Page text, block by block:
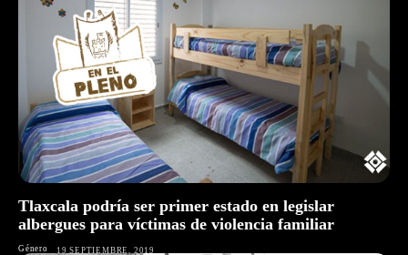
Tlaxcala podría ser primer estado en legislar
albergues para víctimas de violencia familiar
Género 19 SEPTIEMBRE, 2019